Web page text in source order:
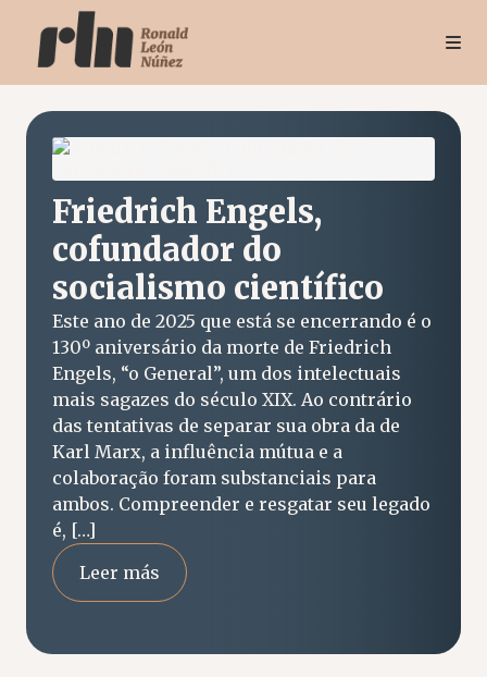
Friedrich Engels,
cofundador do
socialismo científico
Este ano de 2025 que está se encerrando é o
130º aniversário da morte de Friedrich
Engels, “o General”, um dos intelectuais
mais sagazes do século XIX. Ao contrário
das tentativas de separar sua obra da de
Karl Marx, a influência mútua e a
colaboração foram substanciais para
ambos. Compreender e resgatar seu legado
é, […]
Leer más